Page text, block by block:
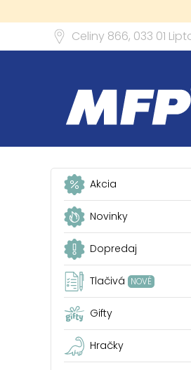
Celiny 866, 033 01
Akcia
Novinky
Dopredaj
Tlačivá NOVÉ
Gifty
Hračky